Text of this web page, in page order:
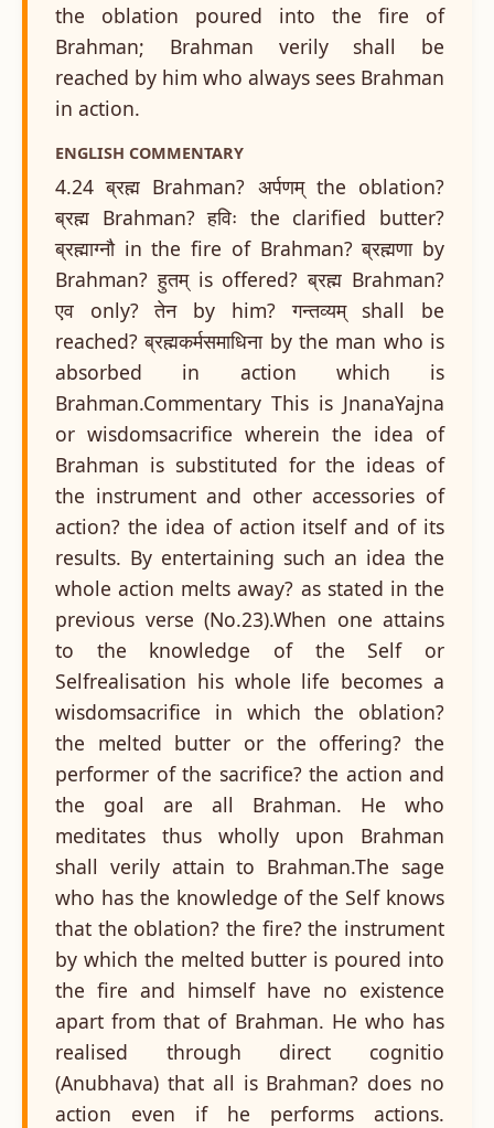
the oblation poured into the fire of
Brahman; Brahman verily shall be
reached by him who always sees Brahman
in action.
ENGLISH COMMENTARY
4.24 ब्रह्म Brahman? अर्पणम् the oblation?
ब्रह्म Brahman? हविः the clarified butter?
ब्रह्माग्नौ in the fire of Brahman? ब्रह्मणा by
Brahman? हुतम् is offered? ब्रह्म Brahman?
एव only? तेन by him? गन्तव्यम् shall be
reached? ब्रह्मकर्मसमाधिना by the man who is
absorbed in action which is
Brahman.Commentary This is JnanaYajna
or wisdomsacrifice wherein the idea of
Brahman is substituted for the ideas of
the instrument and other accessories of
action? the idea of action itself and of its
results. By entertaining such an idea the
whole action melts away? as stated in the
previous verse (No.23).When one attains
to the knowledge of the Self or
Selfrealisation his whole life becomes a
wisdomsacrifice in which the oblation?
the melted butter or the offering? the
performer of the sacrifice? the action and
the goal are all Brahman. He who
meditates thus wholly upon Brahman
shall verily attain to Brahman.The sage
who has the knowledge of the Self knows
that the oblation? the fire? the instrument
by which the melted butter is poured into
the fire and himself have no existence
apart from that of Brahman. He who has
realised through direct cognitio
(Anubhava) that all is Brahman? does no
action even if he performs actions.